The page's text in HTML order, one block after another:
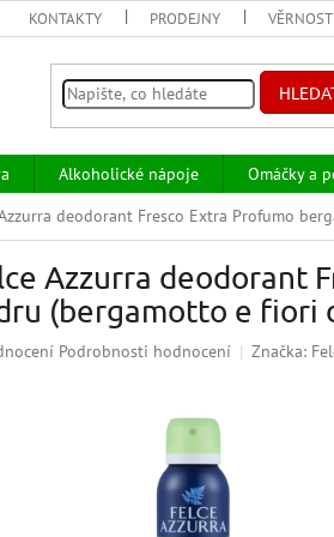
KONTAKTY PRODEJNY
Alkoholické nápoje Omáčky a
deodorant Fresco Extra Profumo
Azzurra deodorant
(bergamotto e fiori
Podrobnosti hodnocení Značka: